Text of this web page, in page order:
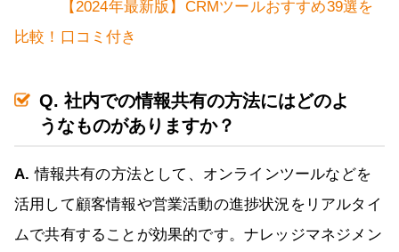
【2024年最新版】CRMツールおすすめ39選を
比較！口コミ付き
Q. 社内での情報共有の方法にはどのよ
うなものがありますか？
A. 情報共有の方法として、オンラインツールなどを
活用して顧客情報や営業活動の進捗状況をリアルタイ
ムで共有することが効果的です。ナレッジマネジメン